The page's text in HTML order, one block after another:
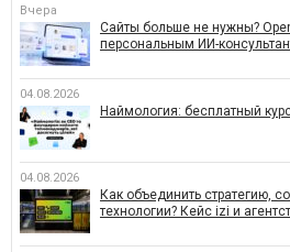
Вчера
Сайты больше не нужны?
персональным ИИ-
04.08.2026
Наймология: бесплатный
04.08.2026
Как объединить стратегию,
технологии? Кейс izi и